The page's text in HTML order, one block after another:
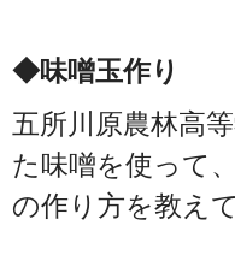
◆味噌玉作り
五所川原農林高
た味噌を使って
の作り方を教え